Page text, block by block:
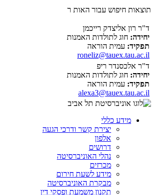
תוצאות חיפוש עבור האות ר
ד"ר רון אליצדק רייכמן
יחידה: חוג לתולדות האמנות
תפקיד: עמית הוראה
roneliz@tauex.tau.ac.il
ד"ר אלכסנדר ריפ
יחידה: חוג לתולדות האמנות
תפקיד: עמית הוראה
alexa3@tauex.tau.ac.il
מידע כללי
יצירת קשר ודרכי הגעה
אלפון
דרושים
נהלי האוניברסיטה
מכרזים
מידע לשעת חירום
מבקרת האוניברסיטה
תקנון משמעת ופסקי דין